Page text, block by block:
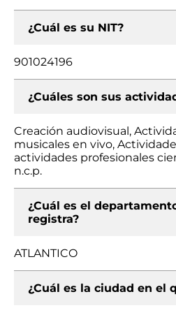
¿Cuál es su NIT?
901024196
¿Cuáles son sus
Creación audiovisual,
musicales en vivo,
actividades profesionales
n.c.p.
¿Cuál es el
registra?
ATLANTICO
¿Cuál es la ciudad en el